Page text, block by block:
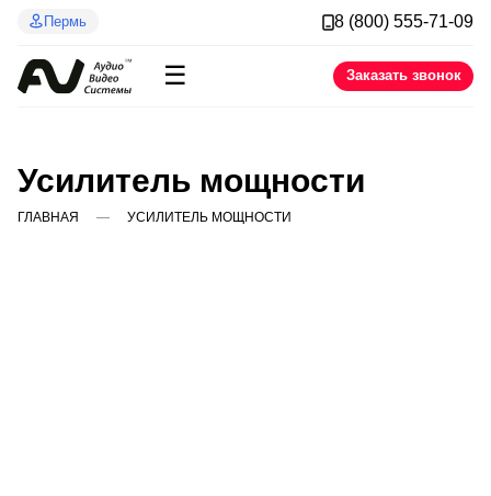
Пермь 8 (800) 555-71-09
☰ Заказать звонок
Усилитель мощности
ГЛАВНАЯ УСИЛИТЕЛЬ МОЩНОСТИ